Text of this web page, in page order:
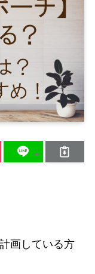
画している方